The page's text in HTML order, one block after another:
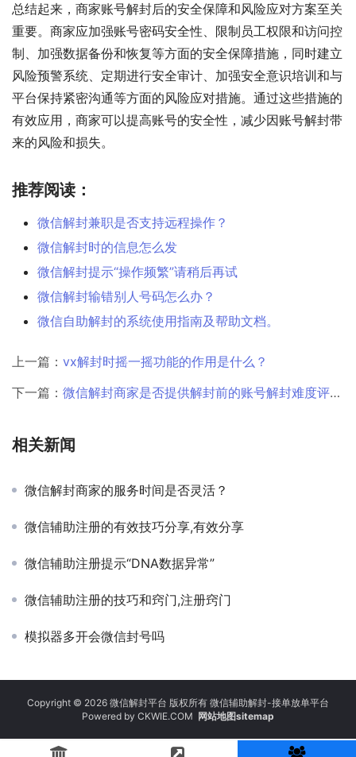
总结起来，商家账号解封后的安全保障和风险应对方案至关
重要。商家应加强账号密码安全性、限制员工权限和访问控
制、加强数据备份和恢复等方面的安全保障措施，同时建立
风险预警系统、定期进行安全审计、加强安全意识培训和与
平台保持紧密沟通等方面的风险应对措施。通过这些措施的
有效应用，商家可以提高账号的安全性，减少因账号解封带
来的风险和损失。
推荐阅读：
微信解封兼职是否支持远程操作？
微信解封时的信息怎么发
微信解封提示“操作频繁”请稍后再试
微信解封输错别人号码怎么办？
微信自助解封的系统使用指南及帮助文档。
上一篇： vx解封时摇一摇功能的作用是什么？
下一篇： 微信解封商家是否提供解封前的账号解封难度评估？
相关新闻
微信解封商家的服务时间是否灵活？
微信辅助注册的有效技巧分享,有效分享
微信辅助注册提示“DNA数据异常”
微信辅助注册的技巧和窍门,注册窍门
模拟器多开会微信封号吗
Copyright © 2026 微信解封平台 版权所有 微信辅助解封-接单放单平台
Powered by CKWIE.COM 网站地图sitemap